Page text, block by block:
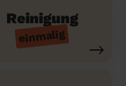
Reinigung
einmalig